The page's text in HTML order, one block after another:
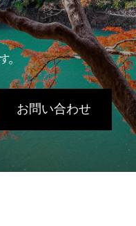
。
お問い合わせ